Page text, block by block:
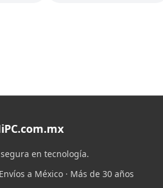
en tecnología.
a México · Más de 30 años